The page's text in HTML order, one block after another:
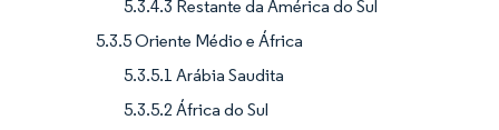
5.3.4.3 Restante da América do Sul
5.3.5 Oriente Médio e África
5.3.5.1 Arábia Saudita
5.3.5.2 África do Sul